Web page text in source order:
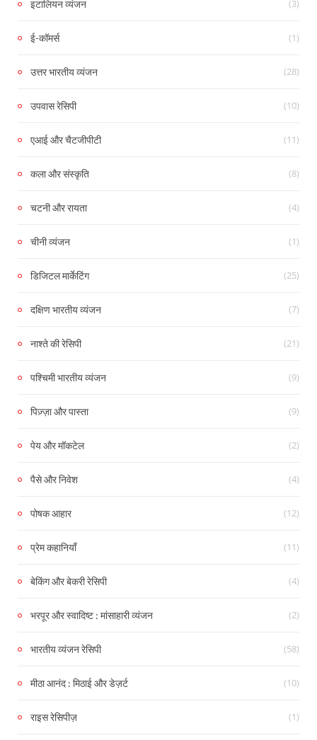
इटालियन व्यंजन (3)
ई-कॉमर्स (1)
उत्तर भारतीय व्यंजन (28)
उपवास रेसिपी (10)
एआई और चैटजीपीटी (11)
कला और संस्कृति (8)
चटनी और रायता (4)
चीनी व्यंजन (1)
डिजिटल मार्केटिंग (25)
दक्षिण भारतीय व्यंजन (7)
नाश्ते की रेसिपी (21)
पश्चिमी भारतीय व्यंजन (9)
पिज़्ज़ा और पास्ता (9)
पेय और मॉकटेल (2)
पैसे और निवेश (4)
पोषक आहार (12)
प्रेम कहानियाँ (11)
बेकिंग और बेकरी रेसिपी (4)
भरपूर और स्वादिष्ट : मांसाहारी व्यंजन (2)
भारतीय व्यंजन रेसिपी (58)
मीठा आनंद : मिठाई और डेज़र्ट (10)
राइस रेसिपीज़ (1)